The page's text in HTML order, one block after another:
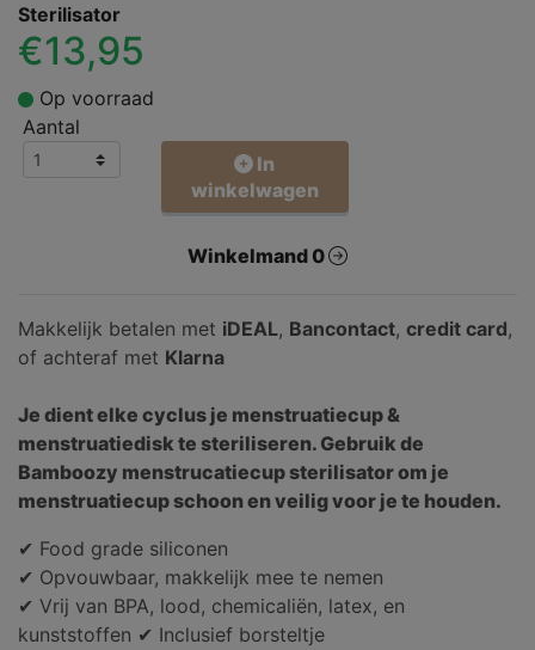
Sterilisator
€13,95
Op voorraad
Aantal
In
winkelwagen
Winkelmand 0
Makkelijk betalen met iDEAL, Bancontact, credit card,
of achteraf met Klarna
Je dient elke cyclus je menstruatiecup &
menstruatiedisk te steriliseren. Gebruik de
Bamboozy menstrucatiecup sterilisator om je
menstruatiecup schoon en veilig voor je te houden.
✔ Food grade siliconen
✔ Opvouwbaar, makkelijk mee te nemen
✔ Vrij van BPA, lood, chemicaliën, latex, en
kunststoffen ✔ Inclusief borsteltje